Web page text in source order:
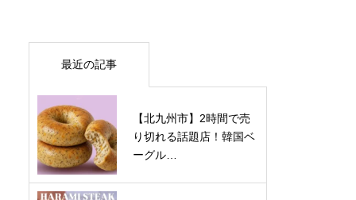
最近の記事
【北九州市】2時間で売
り切れる話題店！韓国ベ
ーグル…